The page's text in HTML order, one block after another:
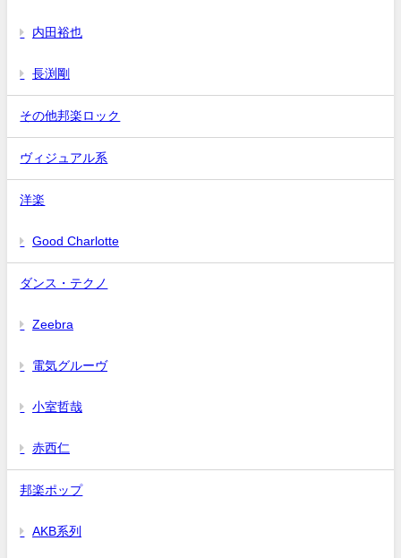
内田裕也
長渕剛
その他邦楽ロック
ヴィジュアル系
洋楽
Good Charlotte
ダンス・テクノ
Zeebra
電気グルーヴ
小室哲哉
赤西仁
邦楽ポップ
AKB系列